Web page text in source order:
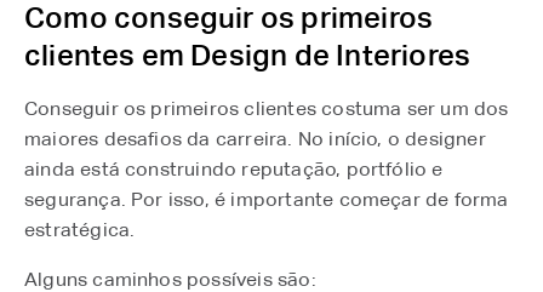
Como conseguir os primeiros
clientes em Design de Interiores
Conseguir os primeiros clientes costuma ser um dos
maiores desafios da carreira. No início, o designer
ainda está construindo reputação, portfólio e
segurança. Por isso, é importante começar de forma
estratégica.
Alguns caminhos possíveis são: